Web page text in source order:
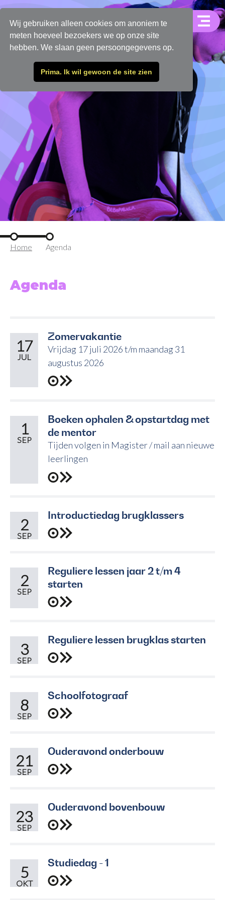
Wij gebruiken alleen cookies om anoniem te
meten hoeveel bezoekers we op onze site
hebben. We slaan geen persoongegevens op.
Prima. Ik wil gewoon de site zien
Home Agenda
Agenda
Zomervakantie
17
JUL
Vrijdag 17 juli 2026 t/m maandag 31
augustus 2026
Boeken ophalen & opstartdag met
de mentor
1
SEP
Tijden volgen in Magister / mail aan nieuwe
leerlingen
Introductiedag brugklassers
2
SEP
Reguliere lessen jaar 2 t/m 4
starten
2
SEP
Reguliere lessen brugklas starten
3
SEP
Schoolfotograaf
8
SEP
Ouderavond onderbouw
21
SEP
Ouderavond bovenbouw
23
SEP
Studiedag - 1
5
OKT